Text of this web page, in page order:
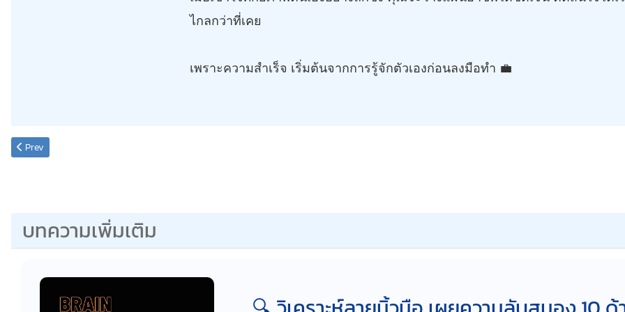
ไกลกว่าที่เคย
เพราะความสำเร็จ เริ่มต้นจากการรู้จักตัวเองก่อนลงมือทำ 💼
Previous article: รู้จักนิสัยและตัวตนของคุณอย่างลึกซึ้งจากลายนิ้วมือ
Prev
บทความเพิ่มเติม